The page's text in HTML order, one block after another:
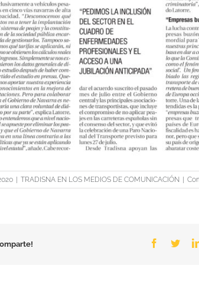
TRADISNA EN LOS MEDIOS DE COMUNICACIÓN
Facebook